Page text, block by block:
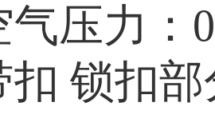
压力：
扣 锁扣